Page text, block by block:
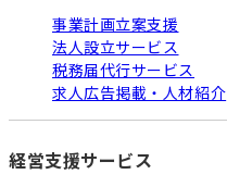
事業計画立案支援
法人設立サービス
税務届代行サービス
求人広告掲載・人材紹介
経営支援サービス